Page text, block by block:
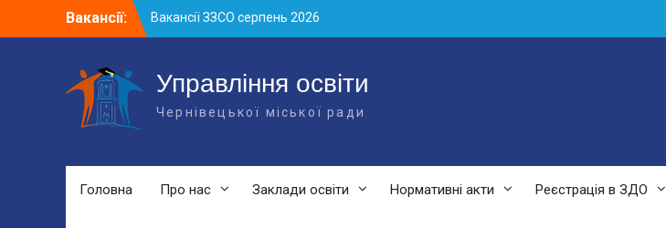
Вакансії:
Вакансії ЗЗСО серпень 2026
Вакансії ЗЗСО червень 2026
підрозділах ЗЗСО станом на 01.08.2026
р.Управління освіти
Чернівецької міської ради
Головна Про нас Заклади освіти Нормативні акти Реєстрація в ЗДО